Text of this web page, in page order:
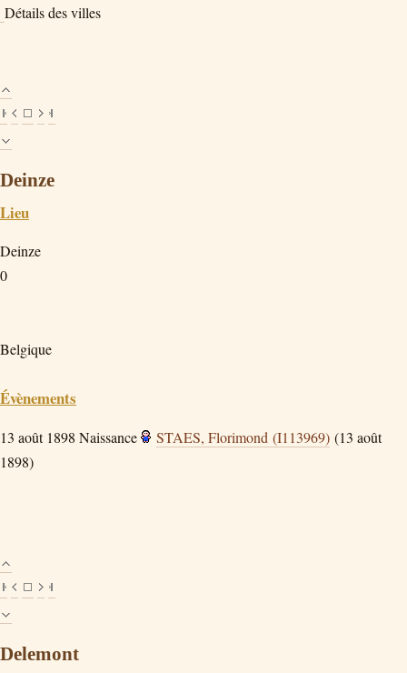
Détails des villes
Deinze
Lieu
Deinze
0
Belgique
Évènements
13 août 1898 Naissance STAES, Florimond (I113969) (13 août
1898)
Delemont